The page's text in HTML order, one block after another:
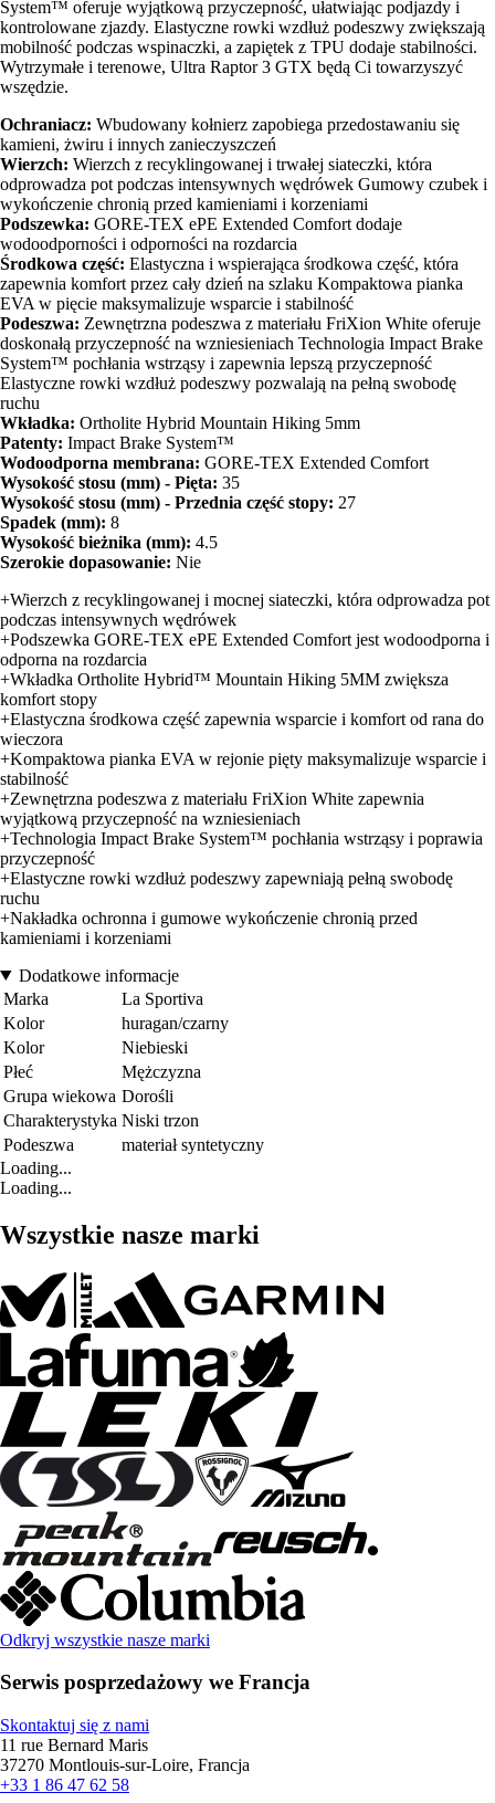
System™ oferuje wyjątkową przyczepność, ułatwiając podjazdy i
kontrolowane zjazdy. Elastyczne rowki wzdłuż podeszwy zwiększają
mobilność podczas wspinaczki, a zapiętek z TPU dodaje stabilności.
Wytrzymałe i terenowe, Ultra Raptor 3 GTX będą Ci towarzyszyć
wszędzie.
Ochraniacz: Wbudowany kołnierz zapobiega przedostawaniu się
kamieni, żwiru i innych zanieczyszczeń
Wierzch: Wierzch z recyklingowanej i trwałej siateczki, która
odprowadza pot podczas intensywnych wędrówek Gumowy czubek i
wykończenie chronią przed kamieniami i korzeniami
Podszewka: GORE-TEX ePE Extended Comfort dodaje
wodoodporności i odporności na rozdarcia
Środkowa część: Elastyczna i wspierająca środkowa część, która
zapewnia komfort przez cały dzień na szlaku Kompaktowa pianka
EVA w pięcie maksymalizuje wsparcie i stabilność
Podeszwa: Zewnętrzna podeszwa z materiału FriXion White oferuje
doskonałą przyczepność na wzniesieniach Technologia Impact Brake
System™ pochłania wstrząsy i zapewnia lepszą przyczepność
Elastyczne rowki wzdłuż podeszwy pozwalają na pełną swobodę
ruchu
Wkładka: Ortholite Hybrid Mountain Hiking 5mm
Patenty: Impact Brake System™
Wodoodporna membrana: GORE-TEX Extended Comfort
Wysokość stosu (mm) - Pięta: 35
Wysokość stosu (mm) - Przednia część stopy: 27
Spadek (mm): 8
Wysokość bieżnika (mm): 4.5
Szerokie dopasowanie: Nie
+Wierzch z recyklingowanej i mocnej siateczki, która odprowadza pot
podczas intensywnych wędrówek
+Podszewka GORE-TEX ePE Extended Comfort jest wodoodporna i
odporna na rozdarcia
+Wkładka Ortholite Hybrid™ Mountain Hiking 5MM zwiększa
komfort stopy
+Elastyczna środkowa część zapewnia wsparcie i komfort od rana do
wieczora
+Kompaktowa pianka EVA w rejonie pięty maksymalizuje wsparcie i
stabilność
+Zewnętrzna podeszwa z materiału FriXion White zapewnia
wyjątkową przyczepność na wzniesieniach
+Technologia Impact Brake System™ pochłania wstrząsy i poprawia
przyczepność
+Elastyczne rowki wzdłuż podeszwy zapewniają pełną swobodę
ruchu
+Nakładka ochronna i gumowe wykończenie chronią przed
kamieniami i korzeniami
Dodatkowe informacje
Marka
La Sportiva
Kolor
huragan/czarny
Kolor
Niebieski
Płeć
Mężczyzna
Grupa wiekowa Dorośli
Charakterystyka Niski trzon
Podeszwa
materiał syntetyczny
Loading...
Loading...
Wszystkie nasze marki
Odkryj wszystkie nasze marki
Serwis posprzedażowy we Francja
Skontaktuj się z nami
11 rue Bernard Maris
37270 Montlouis-sur-Loire, Francja
+33 1 86 47 62 58